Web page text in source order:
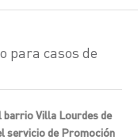
para casos de
barrio Villa Lourdes de
servicio de Promoción